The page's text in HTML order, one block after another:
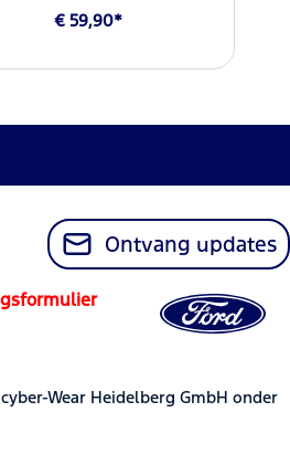
€ 59,90*
Ontvang updates
Wear Heidelberg GmbH onder